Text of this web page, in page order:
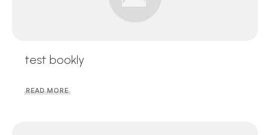
test bookly
READ MORE